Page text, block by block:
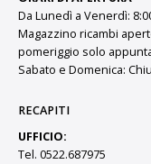
Da Lunedì a Venerdì:
Magazzino ricambi
pomeriggio solo
Sabato e Domenica:
RECAPITI
UFFICIO:
Tel. 0522.687975